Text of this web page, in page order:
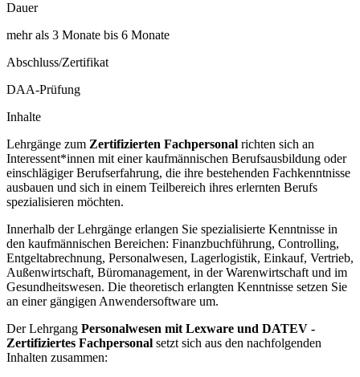
Dauer
mehr als 3 Monate bis 6 Monate
Abschluss/Zertifikat
DAA-Prüfung
Inhalte
Lehrgänge zum Zertifizierten Fachpersonal richten sich an
Interessent*innen mit einer kaufmännischen Berufsausbildung oder
einschlägiger Berufserfahrung, die ihre bestehenden Fachkenntnisse
ausbauen und sich in einem Teilbereich ihres erlernten Berufs
spezialisieren möchten.
Innerhalb der Lehrgänge erlangen Sie spezialisierte Kenntnisse in
den kaufmännischen Bereichen: Finanzbuchführung, Controlling,
Entgeltabrechnung, Personalwesen, Lagerlogistik, Einkauf, Vertrieb,
Außenwirtschaft, Büromanagement, in der Warenwirtschaft und im
Gesundheitswesen. Die theoretisch erlangten Kenntnisse setzen Sie
an einer gängigen Anwendersoftware um.
Der Lehrgang Personalwesen mit Lexware und DATEV -
Zertifiziertes Fachpersonal setzt sich aus den nachfolgenden
Inhalten zusammen: